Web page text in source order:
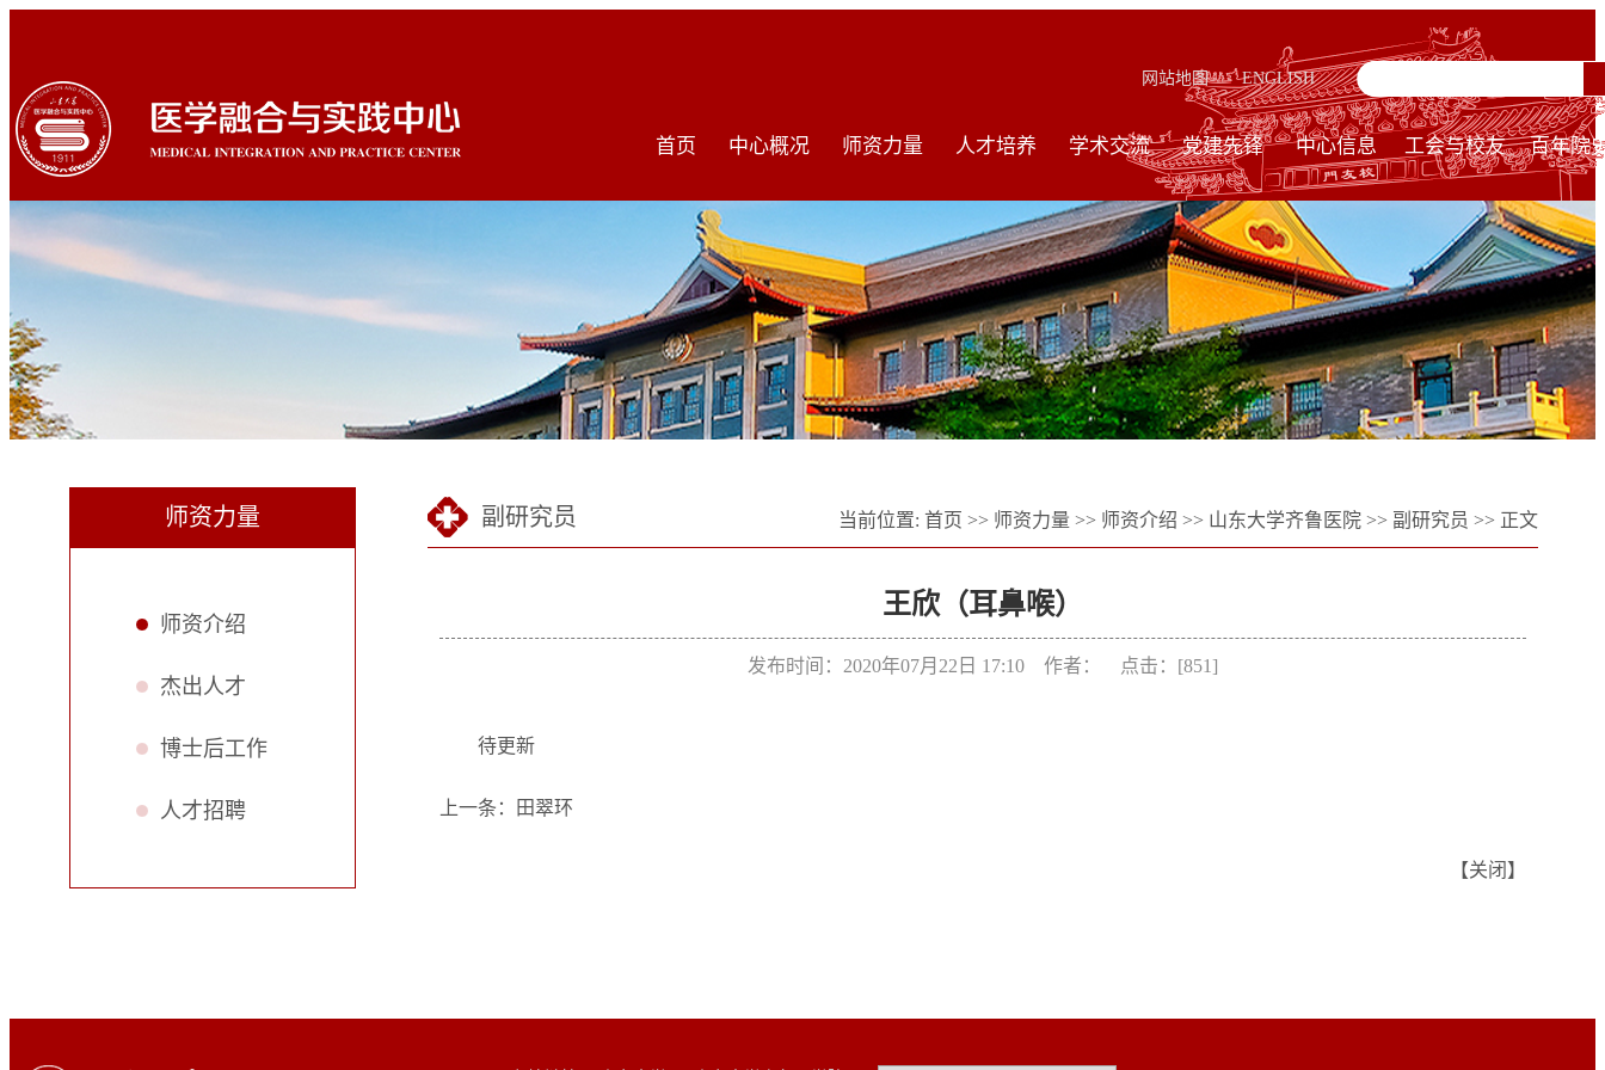
网站地图 ENGLISH
首页 中心概况 师资力量 人才培养 学术交流 党建先锋 中心信息 工会与校友 百年院
师资力量
师资介绍
杰出人才
博士后工作
人才招聘
副研究员 当前位置: 首页 >> 师资力量 >> 师资介绍 >> 山东大学齐鲁医院 >> 副研究员 >> 正文
王欣（耳鼻喉）
发布时间：2020年07月22日 17:10 作者： 点击：[851]
待更新
上一条： 田翠环
【关闭 】